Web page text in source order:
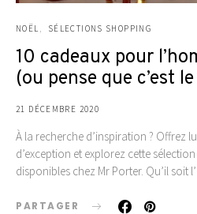
NOËL SÉLECTIONS SHOPPING
10 cadeaux pour
(ou pense que c’est
21 DÉCEMBRE 2020
À la recherche d’inspiration ? Offrez
d’exception et explorez cette
disponibles chez Mr Porter. Qu’il soit
PARTAGER